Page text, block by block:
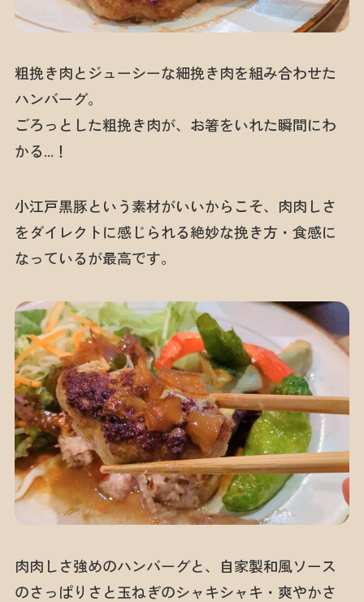
粗挽き肉とジューシーな細挽き肉を組み合わせた
ハンバーグ。
ごろっとした粗挽き肉が、お箸をいれた瞬間にわ
かる…！
小江戸黒豚という素材がいいからこそ、肉肉しさ
をダイレクトに感じられる絶妙な挽き方・食感に
なっているが最高です。
肉肉しさ強めのハンバーグと、自家製和風ソース
のさっぱりさと玉ねぎのシャキシャキ・爽やかさ